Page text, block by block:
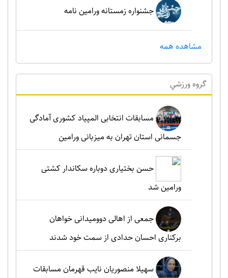
جشنواره زمستانه ورامین نامه
مشاهده همه
گروه ورزشي
مسابقات انتخابی المپیاد کشوری آمادگی
جسمانی استان تهران به میزبانی ورامین
حسن بختیاری دوباره سکاندار کشتی
ورامین شد
جمعی از اهالی دوومیدانی خواهان
برکناری احسان حدادی از سمت خود شدند
سهیلا منصوریان نایب قهرمان مسابقات